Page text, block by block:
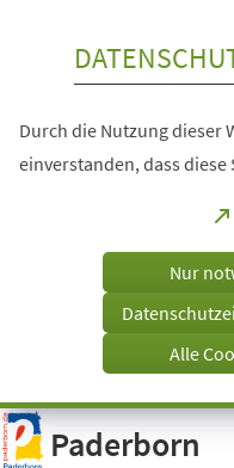
Visuelle
Assistenzsoftware
öffnen.
Durch die Nutzung dieser
einverstanden, dass diese
Nur
Alle
Paderborn